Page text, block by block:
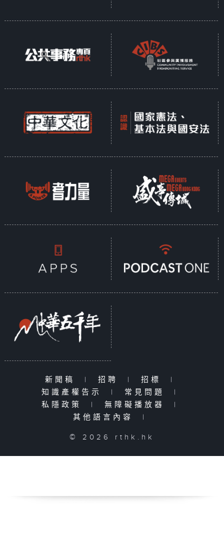
新聞稿 | 招聘 | 招標
|
知識產權告示
| 常見問題
|
私隱政策
| 無障礙播放器
|
其他語言內容
|
© 2026 rthk.hk